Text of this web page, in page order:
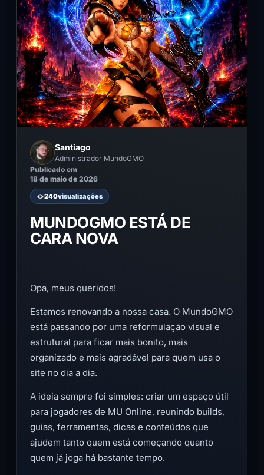
Santiago
Administrador MundoGMO
Publicado em
18 de maio de 2026
240visualizações
MUNDOGMO ESTÁ DE
CARA NOVA
Opa, meus queridos!
Estamos renovando a nossa casa. O MundoGMO
está passando por uma reformulação visual e
estrutural para ficar mais bonito, mais
organizado e mais agradável para quem usa o
site no dia a dia.
A ideia sempre foi simples: criar um espaço útil
para jogadores de MU Online, reunindo builds,
guias, ferramentas, dicas e conteúdos que
ajudem tanto quem está começando quanto
quem já joga há bastante tempo.